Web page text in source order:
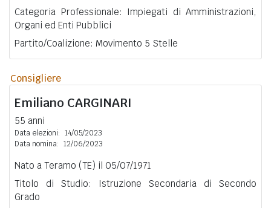
Categoria Professionale: Impiegati di Amministrazioni,
Organi ed Enti Pubblici
Partito/Coalizione: Movimento 5 Stelle
Consigliere
Emiliano CARGINARI
55 anni
Data elezioni: 14/05/2023
Data nomina: 12/06/2023
Nato a Teramo (TE) il 05/07/1971
Titolo di Studio: Istruzione Secondaria di Secondo
Grado